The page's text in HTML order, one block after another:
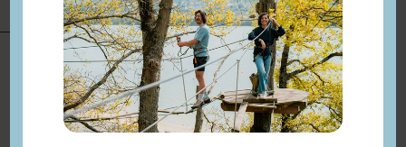
Présentation
Compléments
localisation
Sur les bords de Seine
En ville
Arrêt de transport en commun
à moins de 500 m